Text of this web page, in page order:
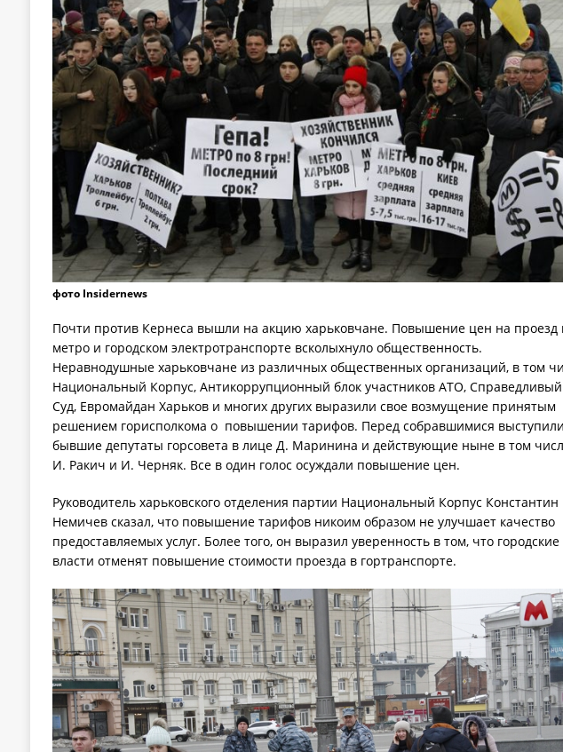
фото Insidernews
Почти против Кернеса вышли на акцию харьковчане. Повышение цен на проезд
метро и городском электротранспорте всколыхнуло общественность.
Неравнодушные харьковчане из различных общественных организаций, в том
Национальный Корпус, Антикоррупционный блок участников АТО, Справедливый
Суд, Евромайдан Харьков и многих других выразили свое возмущение принятым
решением горисполкома о повышении тарифов. Перед собравшимися
бывшие депутаты горсовета в лице Д. Маринина и действующие ныне в том
И. Ракич и И. Черняк. Все в один голос осуждали повышение цен.
Руководитель харьковского отделения партии Национальный Корпус Константин
Немичев сказал, что повышение тарифов никоим образом не улучшает качество
предоставляемых услуг. Более того, он выразил уверенность в том, что городские
власти отменят повышение стоимости проезда в гортранспорте.